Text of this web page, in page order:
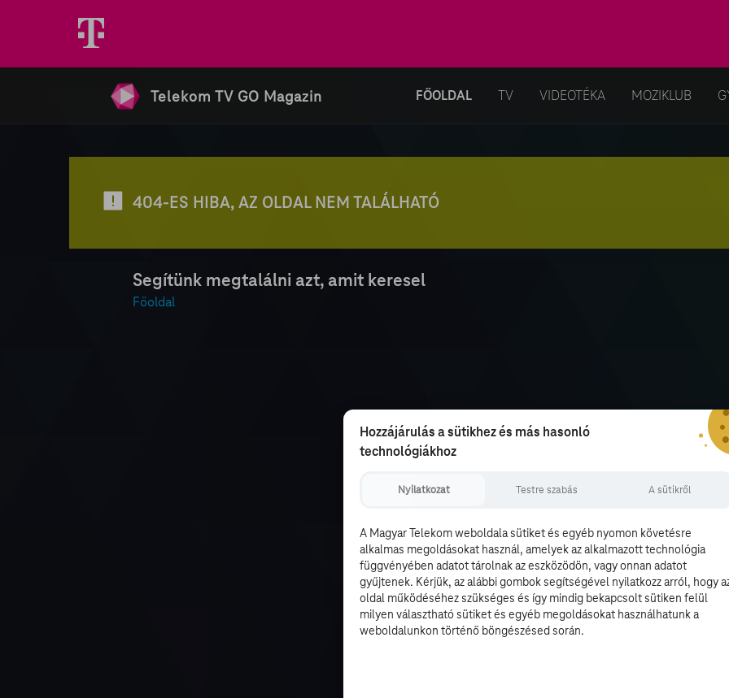
Telekom TV GO Magazin FŐOLDAL TV VIDEOTÉKA MOZIKLUB
404-ES HIBA, AZ OLDAL NEM TALÁLHATÓ
Segítünk megtalálni azt, amit keresel
Főoldal
Hozzájárulás a sütikhez és más hasonló
technológiákhoz
Nyilatkozat Testre szabás A sütikről
A Magyar Telekom weboldala sütiket és egyéb nyomon követésre
alkalmas megoldásokat használ, amelyek az alkalmazott technológia
függvényében adatot tárolnak az eszközödön, vagy onnan adatot
gyűjtenek. Kérjük, az alábbi gombok segítségével nyilatkozz arról, hogy
oldal működéséhez szükséges és így mindig bekapcsolt sütiken felül
milyen választható sütiket és egyéb megoldásokat használhatunk a
weboldalunkon történő böngészésed során.